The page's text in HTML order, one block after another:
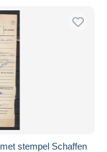
stempel Schaffen